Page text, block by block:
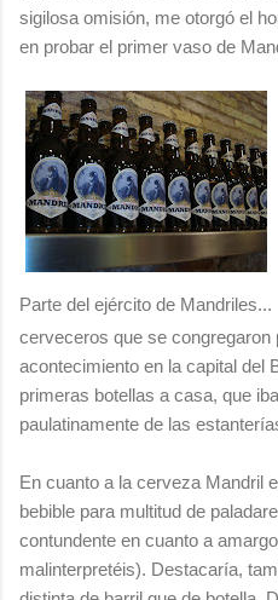
sigilosa omisión, me otorgó el
en probar el primer vaso de
Parte del ejército de Mandriles...
cerveceros que se congregaron
acontecimiento en la capital del
primeras botellas a casa, que
paulatinamente de las
En cuanto a la cerveza Mandril
bebible para multitud de
contundente en cuanto a
malinterpretéis). Destacaría,